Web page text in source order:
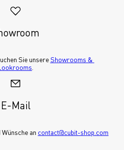
Sie unsere Showrooms &
E-Mail
an contact@cubit-shop.com